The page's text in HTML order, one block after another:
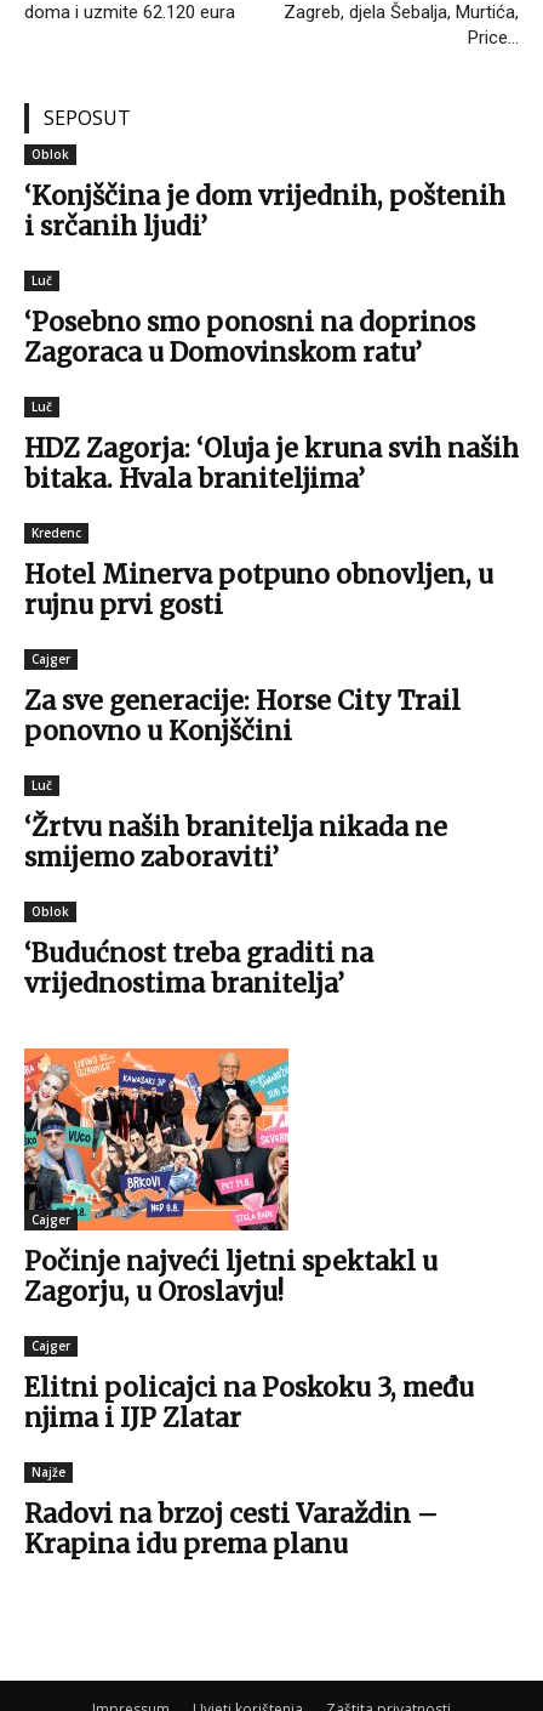
doma i uzmite 62.120 eura
Zagreb, djela Šebalja, Murtića,
Price…
SEPOSUT
Oblok
‘Konjščina je dom vrijednih, poštenih
i srčanih ljudi’
Luč
‘Posebno smo ponosni na doprinos
Zagoraca u Domovinskom ratu’
Luč
HDZ Zagorja: ‘Oluja je kruna svih naših
bitaka. Hvala braniteljima’
Kredenc
Hotel Minerva potpuno obnovljen, u
rujnu prvi gosti
Cajger
Za sve generacije: Horse City Trail
ponovno u Konjščini
Luč
‘Žrtvu naših branitelja nikada ne
smijemo zaboraviti’
Oblok
‘Budućnost treba graditi na
vrijednostima branitelja’
Cajger
Počinje najveći ljetni spektakl u
Zagorju, u Oroslavju!
Cajger
Elitni policajci na Poskoku 3, među
njima i IJP Zlatar
Najže
Radovi na brzoj cesti Varaždin –
Krapina idu prema planu